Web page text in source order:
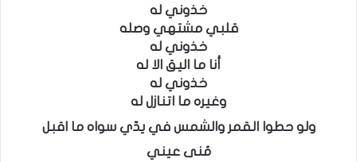
خذوني له
قلبي مشتهي وصله
خذوني له
أنا ما اليق الا له
خذوني له
وغيره ما اتنازل له
ولو حطوا القمر والشمس في يدّي سواه ما اقبل
مُنى عيني